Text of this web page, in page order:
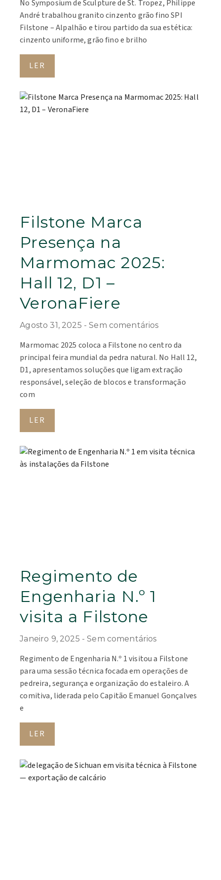
No Symposium de Sculpture de St. Tropez, Philippe
André trabalhou granito cinzento grão fino SPI
Filstone – Alpalhão e tirou partido da sua estética:
cinzento uniforme, grão fino e brilho
LER
Filstone Marca
Presença na
Marmomac 2025:
Hall 12, D1 –
VeronaFiere
Agosto 31, 2025 Sem comentários
Marmomac 2025 coloca a Filstone no centro da
principal feira mundial da pedra natural. No Hall 12,
D1, apresentamos soluções que ligam extração
responsável, seleção de blocos e transformação
com
LER
Regimento de
Engenharia N.º 1
visita a Filstone
Janeiro 9, 2025 Sem comentários
Regimento de Engenharia N.º 1 visitou a Filstone
para uma sessão técnica focada em operações de
pedreira, segurança e organização do estaleiro. A
comitiva, liderada pelo Capitão Emanuel Gonçalves
e
LER